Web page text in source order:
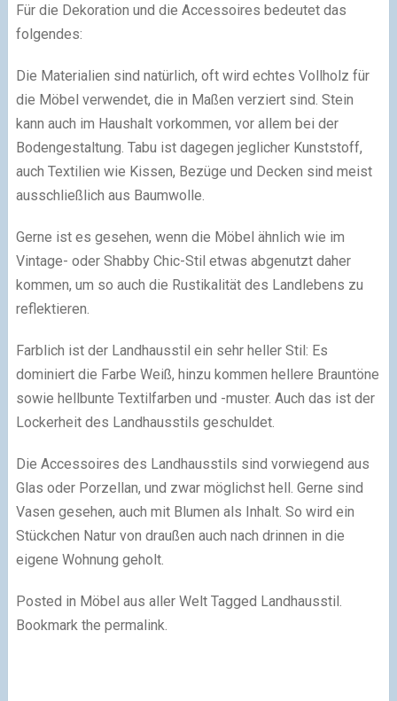
Für die Dekoration und die Accessoires bedeutet das
folgendes:
Die Materialien sind natürlich, oft wird echtes Vollholz für
die Möbel verwendet, die in Maßen verziert sind. Stein
kann auch im Haushalt vorkommen, vor allem bei der
Bodengestaltung. Tabu ist dagegen jeglicher Kunststoff,
auch Textilien wie Kissen, Bezüge und Decken sind meist
ausschließlich aus Baumwolle.
Gerne ist es gesehen, wenn die Möbel ähnlich wie im
Vintage- oder Shabby Chic-Stil etwas abgenutzt daher
kommen, um so auch die Rustikalität des Landlebens zu
reflektieren.
Farblich ist der Landhausstil ein sehr heller Stil: Es
dominiert die Farbe Weiß, hinzu kommen hellere Brauntöne
sowie hellbunte Textilfarben und -muster. Auch das ist der
Lockerheit des Landhausstils geschuldet.
Die Accessoires des Landhausstils sind vorwiegend aus
Glas oder Porzellan, und zwar möglichst hell. Gerne sind
Vasen gesehen, auch mit Blumen als Inhalt. So wird ein
Stückchen Natur von draußen auch nach drinnen in die
eigene Wohnung geholt.
Posted in Möbel aus aller WeltTagged Landhausstil.
Bookmark the permalink.